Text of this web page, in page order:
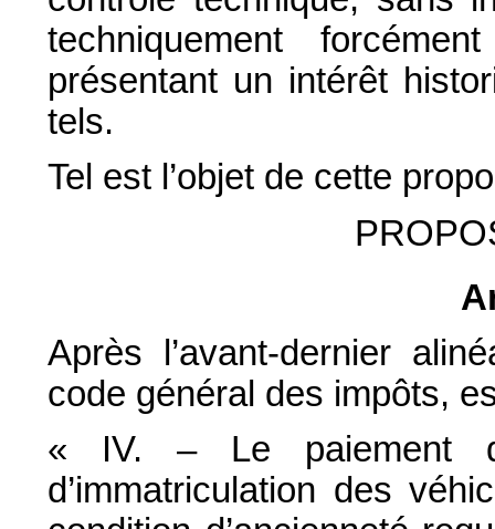
techniquement
présentant un intérêt
tels.
Tel est l’objet de cette
Après l’avant-dernier
code général des impôts,
« IV. – Le paiement
d’immatriculation des